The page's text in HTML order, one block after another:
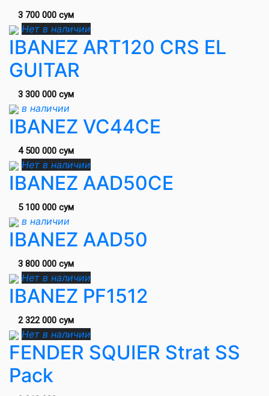
3 700 000 сум
Нет в наличии
IBANEZ ART120 CRS EL
GUITAR
3 300 000 сум
в наличии
IBANEZ VC44CE
4 500 000 сум
Нет в наличии
IBANEZ AAD50CE
5 100 000 сум
в наличии
IBANEZ AAD50
3 800 000 сум
Нет в наличии
IBANEZ PF1512
2 322 000 сум
Нет в наличии
FENDER SQUIER Strat SS
Pack